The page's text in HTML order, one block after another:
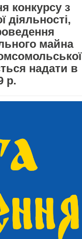
конкурсу з
діяльності,
майна
надати в
р.